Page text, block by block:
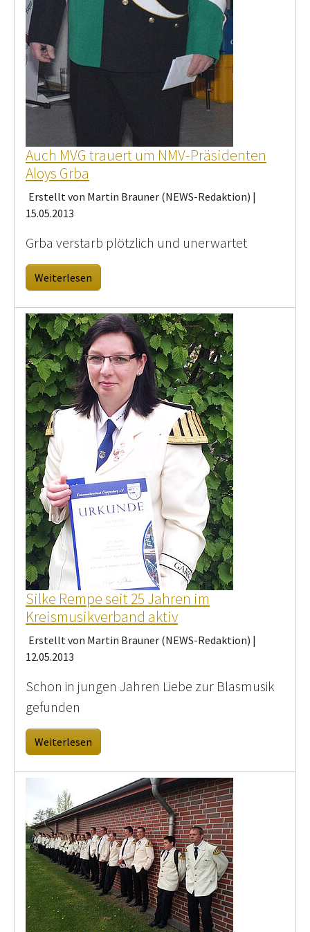
Auch MVG trauert um NMV-Präsidenten
Aloys Grba
Erstellt von Martin Brauner (NEWS-Redaktion) |
15.05.2013
Grba verstarb plötzlich und unerwartet
Weiterlesen
Silke Rempe seit 25 Jahren im
Kreismusikverband aktiv
Erstellt von Martin Brauner (NEWS-Redaktion) |
12.05.2013
Schon in jungen Jahren Liebe zur Blasmusik
gefunden
Weiterlesen